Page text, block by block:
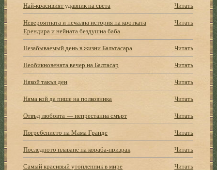
Най-красивият удавник на света
Читать
Невероятната и печална история на кротката
Ерендира и нейната бездушна баба
Читать
Незабываемый день в жизни Бальтасара
Читать
Необикновената вечер на Балтасар
Читать
Някой такъв ден
Читать
Няма кой да пише на полковника
Читать
Отвъд любовта — непрестанна смърт
Читать
Погребението на Мама Гранде
Читать
Последното плаване на кораба-призрак
Читать
Самый красивый утопленник в мире
Читать